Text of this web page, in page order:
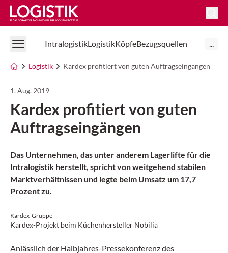
Logistik Online
IntralogistikLogistikKöpfeBezugsquellen ...
Logistik Kardex profitiert von guten Auftragseingängen
1. Aug. 2019
Kardex profitiert von guten
Auftragseingängen
Das Unternehmen, das unter anderem Lagerlifte für die
Intralogistik herstellt, spricht von weitgehend stabilen
Marktverhältnissen und legte beim Umsatz um 17,7
Prozent zu.
Kardex-Gruppe
Kardex-Projekt beim Küchenhersteller Nobilia
Anlässlich der Halbjahres-Pressekonferenz des